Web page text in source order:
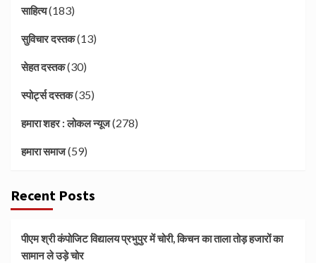
साहित्य(183)
सुविचार दस्तक(13)
सेहत दस्तक(30)
स्पोर्ट्स दस्तक(35)
हमारा शहर : लोकल न्यूज(278)
हमारा समाज(59)
Recent Posts
पीएम श्री कंपोजिट विद्यालय प्रभुपुर में चोरी, किचन का ताला तोड़ हजारों का
सामान ले उड़े चोर